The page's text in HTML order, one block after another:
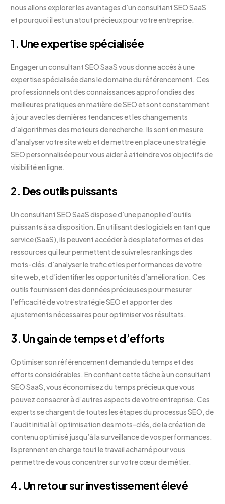
nous allons explorer les avantages d’un consultant SEO SaaS
et pourquoi il est un atout précieux pour votre entreprise.
1. Une expertise spécialisée
Engager un consultant SEO SaaS vous donne accès à une
expertise spécialisée dans le domaine du référencement. Ces
professionnels ont des connaissances approfondies des
meilleures pratiques en matière de SEO et sont constamment
à jour avec les dernières tendances et les changements
d’algorithmes des moteurs de recherche. Ils sont en mesure
d’analyser votre site web et de mettre en place une stratégie
SEO personnalisée pour vous aider à atteindre vos objectifs de
visibilité en ligne.
2. Des outils puissants
Un consultant SEO SaaS dispose d’une panoplie d’outils
puissants à sa disposition. En utilisant des logiciels en tant que
service (SaaS), ils peuvent accéder à des plateformes et des
ressources qui leur permettent de suivre les rankings des
mots-clés, d’analyser le trafic et les performances de votre
site web, et d’identifier les opportunités d’amélioration. Ces
outils fournissent des données précieuses pour mesurer
l’efficacité de votre stratégie SEO et apporter des
ajustements nécessaires pour optimiser vos résultats.
3. Un gain de temps et d’efforts
Optimiser son référencement demande du temps et des
efforts considérables. En confiant cette tâche à un consultant
SEO SaaS, vous économisez du temps précieux que vous
pouvez consacrer à d’autres aspects de votre entreprise. Ces
experts se chargent de toutes les étapes du processus SEO, de
l’audit initial à l’optimisation des mots-clés, de la création de
contenu optimisé jusqu’à la surveillance de vos performances.
Ils prennent en charge tout le travail acharné pour vous
permettre de vous concentrer sur votre cœur de métier.
4. Un retour sur investissement élevé